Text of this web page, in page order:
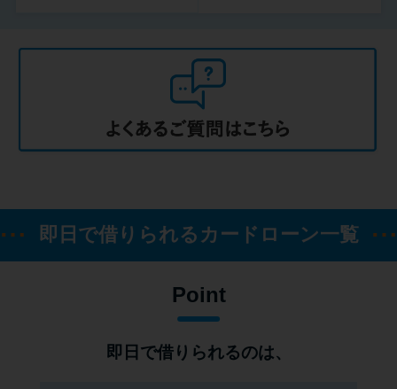
即日で借りられるカードローン一覧
Point
即日で借りられるのは、